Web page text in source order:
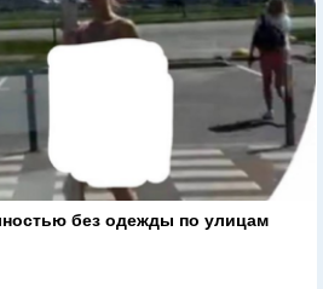
без одежды по улицам